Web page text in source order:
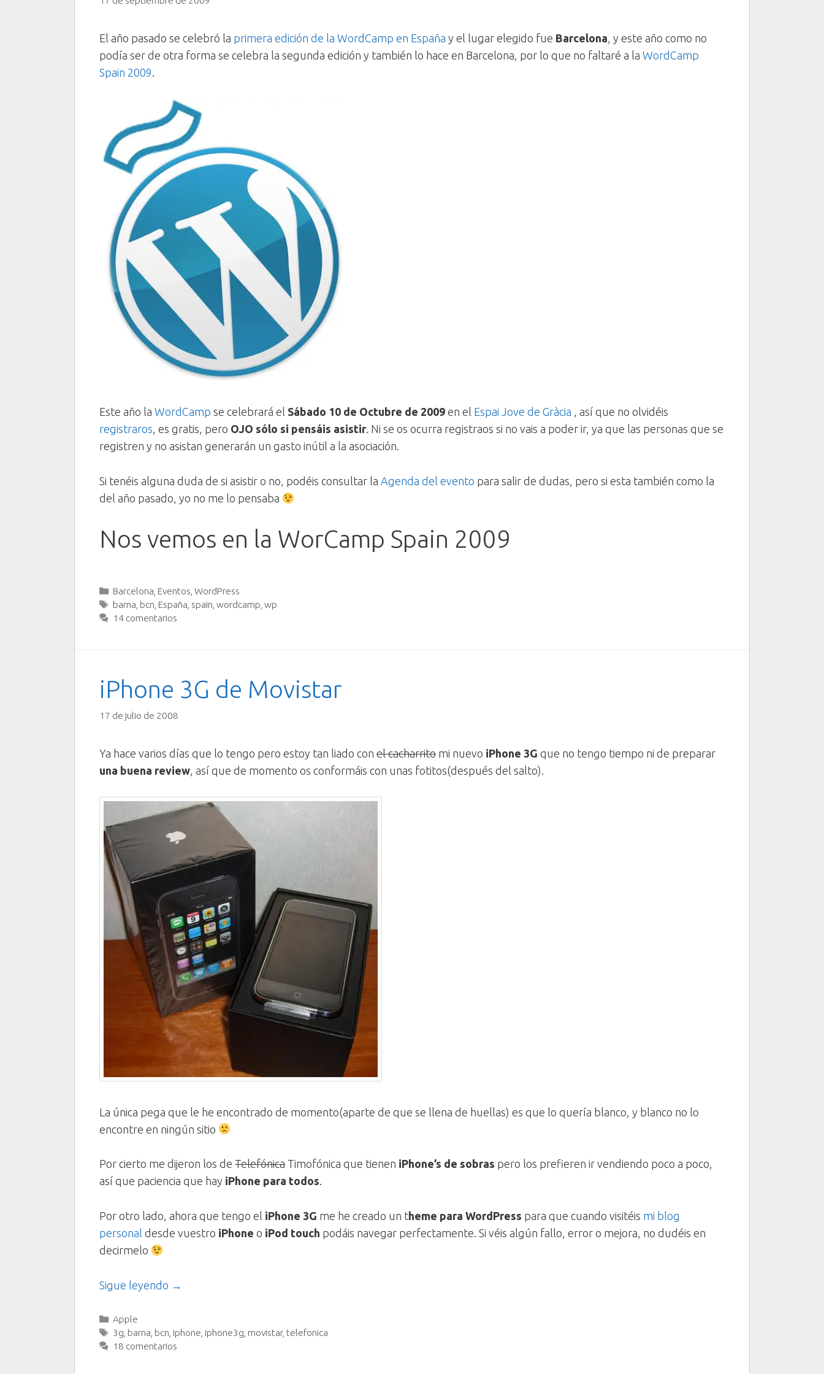
El año pasado se celebró la primera edición de la WordCamp en España y el lugar elegido fue Barcelona , y este año como no
podía ser de otra forma se celebra la segunda edición y también lo hace en Barcelona, por lo que no faltaré a la WordCamp
Spain 2009
Este año la WordCamp se celebrará el Sábado 10 de Octubre de 2009 en el Espai Jove de Gràcia , así que no olvidéis
registraros, es gratis, pero OJO sólo si pensáis asistir. Ni se os ocurra registraos si no vais a poder ir, ya que las personas que se
registren y no asistan generarán un gasto inútil a la asociación.
Si tenéis alguna duda de si asistir o no, podéis consultar la Agenda del evento para salir de dudas, pero si esta también como la
del año pasado, yo no me lo pensaba
Nos vemos en la WorCamp Spain 2009
Categorías
Barcelona, Eventos,WordPress
Etiquetas
barna, bcn, España, spain,wordcamp,wp
14 comentarios
iPhone 3G de Movistar
17 de julio de 2008
Ya hace varios días que lo tengo pero estoy tan liado con el cacharrito mi nuevo iPhone 3G que no tengo tiempo ni de preparar
una buena review, así que de momento os conformáis con unas fotitos(después del salto).
La única pega que le he encontrado de momento(aparte de que se llena de huellas) es que lo quería blanco, y blanco no lo
encontre en ningún sitio
Por cierto me dijeron los de Telefónica Timofónica que tienen iPhone’s de sobras pero los prefieren ir vendiendo poco a poco,
así que paciencia que hay iPhone para todos.
Por otro lado, ahora que tengo el iPhone 3G me he creado un theme para WordPress para que cuando visitéis mi blog
personal desde vuestro iPhone o iPod touch podáis navegar perfectamente. Si véis algún fallo, error o mejora, no dudéis en
decirmelo
Sigue leyendo →
Categorías
Apple
Etiquetas
3g barna bcn iphone iphone3g movistar, telefonica
18 comentarios